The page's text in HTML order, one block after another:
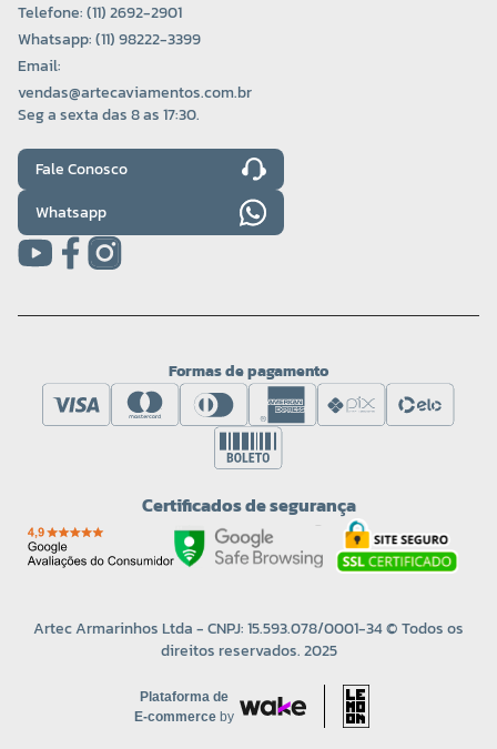
Telefone: (11) 2692-2901
Whatsapp: (11) 98222-3399
Email:
vendas@artecaviamentos.com.br
Seg a sexta das 8 as 17:30.
Fale Conosco
Whatsapp
Formas de pagamento
Certificados de segurança
Artec Armarinhos Ltda - CNPJ: 15.593.078/0001-34 © Todos os
direitos reservados. 2025
Plataforma de
E-commerce by